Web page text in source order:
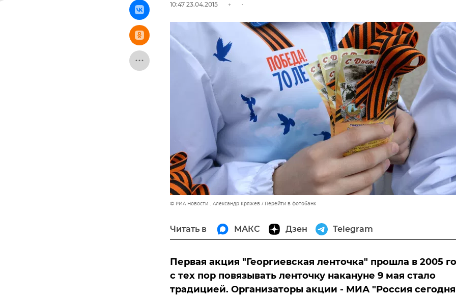
10:47 23.04.2015
© РИА Новости . Александр Кряжев Перейти в фотобанк
Читать в МАКС Дзен Telegram
Первая акция "Георгиевская ленточка" прошла в 2005
с тех пор повязывать ленточку накануне 9 мая стало
традицией. Организаторы акции - МИА "Россия